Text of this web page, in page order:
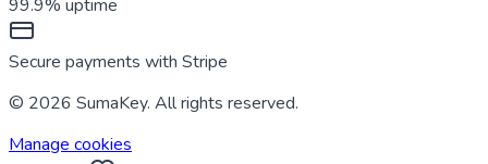
99.9% uptime
Secure payments with Stripe
© 2026 SumaKey. All rights reserved.
Manage cookies